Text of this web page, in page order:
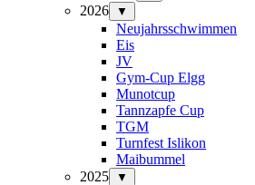
2026 ▼
Neujahrsschwimmen
Eis
JV
Gym-Cup Elgg
Munotcup
Tannzapfe Cup
TGM
Turnfest Islikon
Maibummel
2025
▼